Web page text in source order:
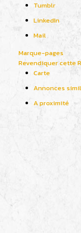
Tumblr
LinkedIn
Mail
Marque-pages
Revendiquer cette
Carte
Annonces
A proximité